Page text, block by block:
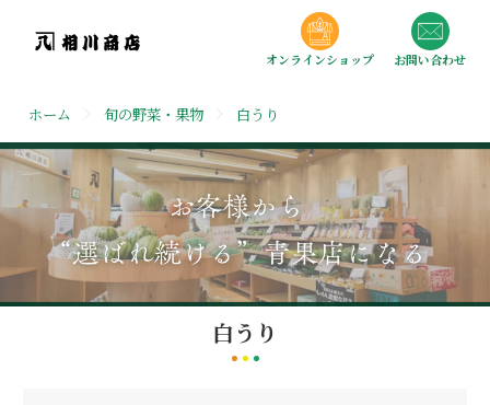
オンラインショップ お問い合わせ
ホーム 旬の野菜・果物 白うり
白うり